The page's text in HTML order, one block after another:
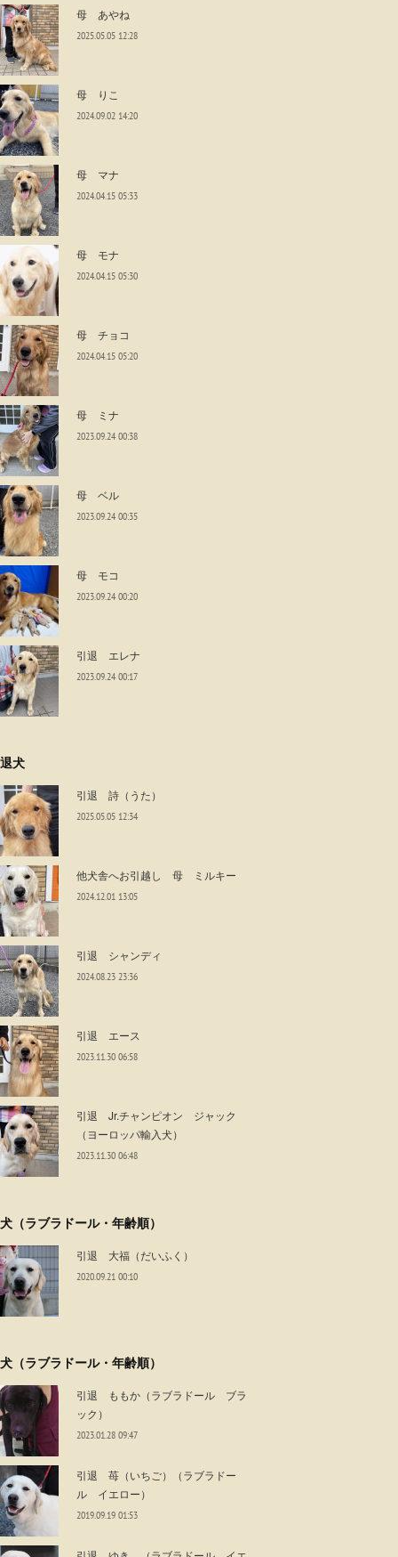
母 あやね
2025.05.05 12:28
母 りこ
2024.09.02 14:20
母 マナ
2024.04.15 05:33
母 モナ
2024.04.15 05:30
母 チョコ
2024.04.15 05:20
母 ミナ
2023.09.24 00:38
母 ベル
2023.09.24 00:35
母 モコ
2023.09.24 00:20
引退 エレナ
2023.09.24 00:17
犬
引退 詩（うた）
2025.05.05 12:34
他犬舎へお引越し 母 ミルキー
2024.12.01 13:05
引退 シャンディ
2024.08.23 23:36
引退 エース
2023.11.30 06:58
引退 Jr.チャンピオン ジャック
（ヨーロッパ輸入犬）
2023.11.30 06:48
（ラブラドール・年齢順）
引退 大福（だいふく）
2020.09.21 00:10
（ラブラドール・年齢順）
引退 ももか（ラブラドール ブラ
ック）
2023.01.28 09:47
引退 苺（いちご）（ラブラドー
ル イエロー）
2019.09.19 01:53